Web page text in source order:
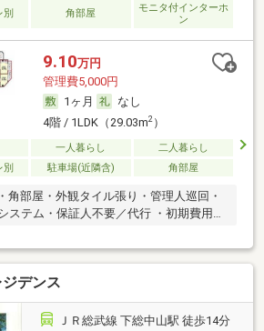
角部屋
モニタ付インターホ
ン
9.10万円
管理費5,000円
1ヶ月
なし
4階 / 1LDK（29.03m2）
一人暮らし
二人暮らし
駐車場(近隣含) 角部屋
角部屋・外観タイル張り・管理人巡回・
ステム・保証人不要／代行 ・初期費用カ
デンス
ＪＲ総武線 下総中山駅 徒歩14分